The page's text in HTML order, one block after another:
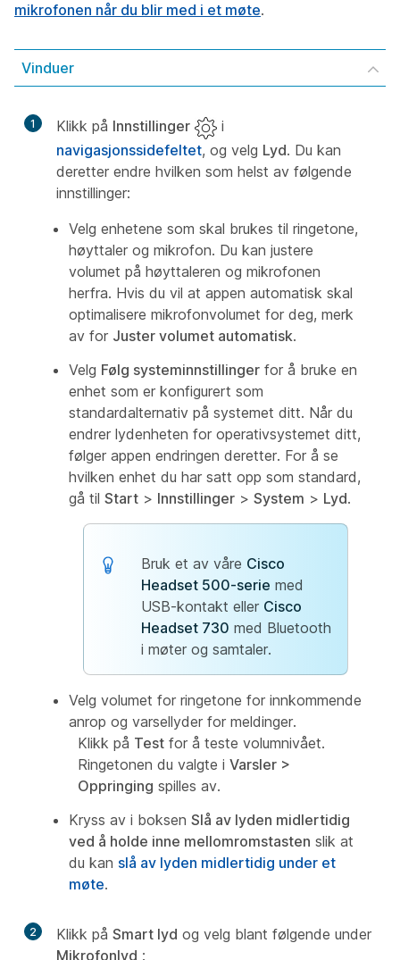
mikrofonen når du blir med i et møte.
Vinduer
1 Klikk på Innstillinger
i
navigasjonssidefeltet, og velg Lyd. Du kan
deretter endre hvilken som helst av følgende
innstillinger:
Velg enhetene som skal brukes til ringetone,
høyttaler og mikrofon. Du kan justere
volumet på høyttaleren og mikrofonen
herfra. Hvis du vil at appen automatisk skal
optimalisere mikrofonvolumet for deg, merk
av for Juster volumet automatisk.
Velg Følg systeminnstillinger for å bruke en
enhet som er konfigurert som
standardalternativ på systemet ditt. Når du
endrer lydenheten for operativsystemet ditt,
følger appen endringen deretter. For å se
hvilken enhet du har satt opp som standard,
gå til Start > Innstillinger > System > Lyd.
Bruk et av våre Cisco
Headset 500-serie med
USB-kontakt eller Cisco
Headset 730 med Bluetooth
i møter og samtaler.
Velg volumet for ringetone for innkommende
anrop og varsellyder for meldinger.
Klikk på Test for å teste volumnivået.
Ringetonen du valgte i Varsler >
Oppringing spilles av.
Kryss av i boksen Slå av lyden midlertidig
ved å holde inne mellomromstasten slik at
du kan slå av lyden midlertidig under et
møte.
2 Klikk på Smart lyd og velg blant følgende under
Mikrofonlyd :